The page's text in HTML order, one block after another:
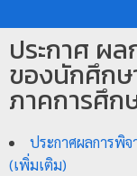
ประกาศ ผ
ของนักศึก
ภาคการศึก
ประกาศผลการพิ
(เพิ่มเติม)